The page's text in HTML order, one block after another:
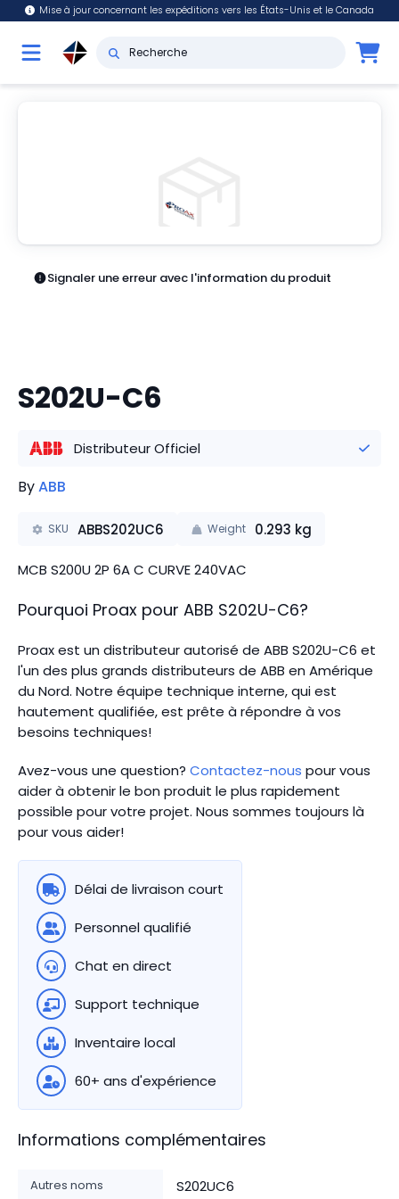
Mise à jour concernant les expéditions vers les États-Unis et le Canada
Signaler une erreur avec l'information du produit
S202U-C6
Distributeur Officiel
ByABB
SKU ABBS202UC6 Weight 0.293 kg
MCB S200U 2P 6A C CURVE 240VAC
Pourquoi Proax pour ABB S202U-C6?
Proax est un distributeur autorisé de ABB S202U-C6 et
l'un des plus grands distributeurs de ABB en Amérique
du Nord. Notre équipe technique interne, qui est
hautement qualifiée, est prête à répondre à vos
besoins techniques!
Avez-vous une question? Contactez-nous pour vous
aider à obtenir le bon produit le plus rapidement
possible pour votre projet. Nous sommes toujours là
pour vous aider!
Délai de livraison court
Personnel qualifié
Chat en direct
Support technique
Inventaire local
60+ ans d'expérience
Informations complémentaires
Autres noms S202UC6